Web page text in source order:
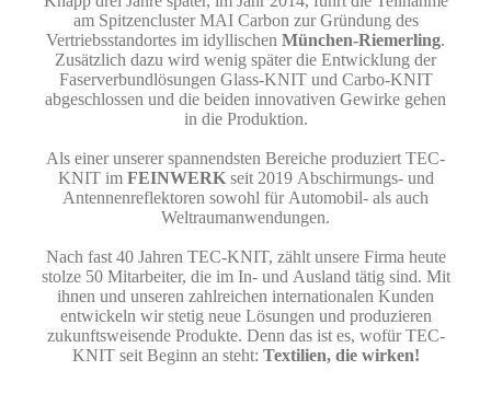
am Spitzen­cluster MAI Carbon zur Gründung des
Vertriebsstandortes im idyllischen München-Riemerling.
Zusätzlich dazu wird wenig später die Entwicklung der
Faserverbundlösungen Glass-KNIT und Carbo-KNIT
abgeschlossen und die beiden innovativen Gewirke gehen
in die Produktion.
Als einer unserer spannendsten Bereiche produziert TEC-
KNIT im FEIN­WERKseit 2019 Abschirmungs- und
Antennenreflektoren sowohl für Au­tomobil- als auch
Weltraumanwendungen.
Nach fast 40 Jahren TEC-KNIT, zählt unsere Firma heute
stolze 50 Mit­arbeiter, die im In- und Ausland tätig sind. Mit
ihnen und unseren zahl­reichen internationalen Kunden
entwickeln wir stetig neue Lösungen und produzieren
zukunftsweisende Produkte. Denn das ist es, wofür TEC-
KNIT seit Beginn an steht: Textilien, die wirken!